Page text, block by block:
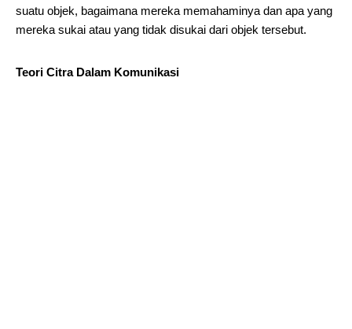
suatu objek, bagaimana mereka memahaminya dan apa yang
mereka sukai atau yang tidak disukai dari objek tersebut.
Teori Citra Dalam Komunikasi